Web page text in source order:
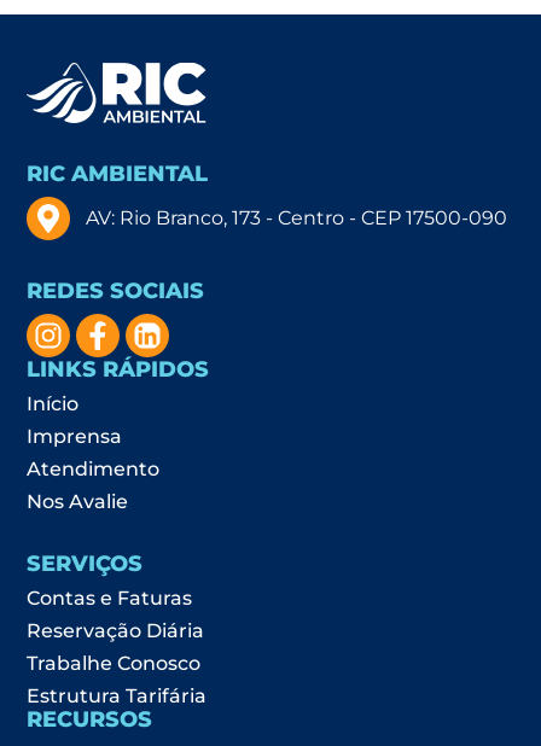
RIC AMBIENTAL
AV: Rio Branco, 173 - Centro - CEP 17500-090
REDES SOCIAIS
LINKS RÁPIDOS
Início
Imprensa
Atendimento
Nos Avalie
SERVIÇOS
Contas e Faturas
Reservação Diária
Trabalhe Conosco
Estrutura Tarifária
RECURSOS